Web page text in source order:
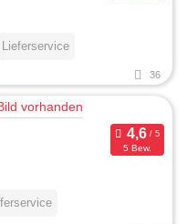
Lieferservice
36
5 Bew.